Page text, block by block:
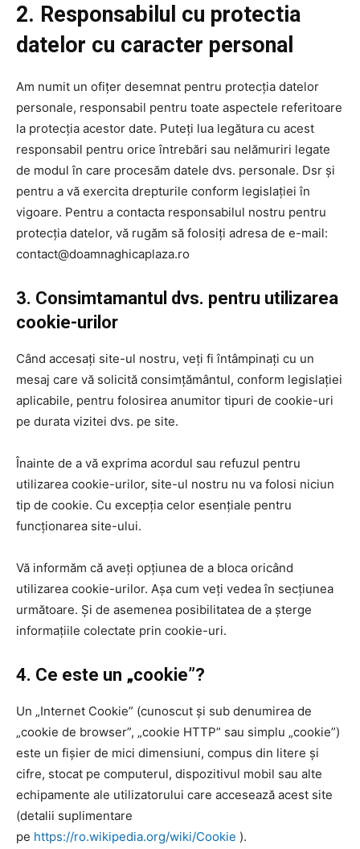
2. Responsabilul cu protectia
datelor cu caracter personal
Am numit un ofițer desemnat pentru protecția datelor
personale, responsabil pentru toate aspectele referitoare
la protecția acestor date. Puteți lua legătura cu acest
responsabil pentru orice întrebări sau nelămuriri legate
de modul în care procesăm datele dvs. personale. Dsr și
pentru a vă exercita drepturile conform legislației în
vigoare. Pentru a contacta responsabilul nostru pentru
protecția datelor, vă rugăm să folosiți adresa de e-mail:
contact@doamnaghicaplaza.ro
3. Consimtamantul dvs. pentru utilizarea
cookie-urilor
Când accesați site-ul nostru, veți fi întâmpinați cu un
mesaj care vă solicită consimțământul, conform legislației
aplicabile, pentru folosirea anumitor tipuri de cookie-uri
pe durata vizitei dvs. pe site.
Înainte de a vă exprima acordul sau refuzul pentru
utilizarea cookie-urilor, site-ul nostru nu va folosi niciun
tip de cookie. Cu excepția celor esențiale pentru
funcționarea site-ului.
Vă informăm că aveți opțiunea de a bloca oricând
utilizarea cookie-urilor. Așa cum veți vedea în secțiunea
următoare. Și de asemenea posibilitatea de a șterge
informațiile colectate prin cookie-uri.
4. Ce este un „cookie”?
Un „Internet Cookie” (cunoscut și sub denumirea de
„cookie de browser”, „cookie HTTP” sau simplu „cookie”)
este un fișier de mici dimensiuni, compus din litere și
cifre, stocat pe computerul, dispozitivul mobil sau alte
echipamente ale utilizatorului care accesează acest site
(detalii suplimentare
pe https://ro.wikipedia.org/wiki/Cookie ).